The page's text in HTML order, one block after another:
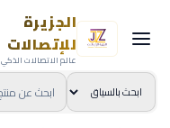
الجزيرة
للإتصالات
عالم الاتصالات الذكي